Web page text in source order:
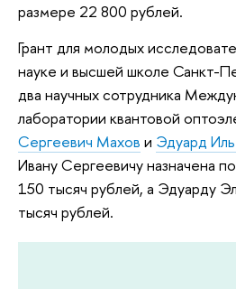
размере 22 800 рублей.
Грант для молодых
науке и высшей школе Санкт-
два научных сотрудника
лаборатории квантовой
Сергеевич Махов и Эдуард
Ивану Сергеевичу назначена
150 тысяч рублей, а Эдуарду
тысяч рублей.